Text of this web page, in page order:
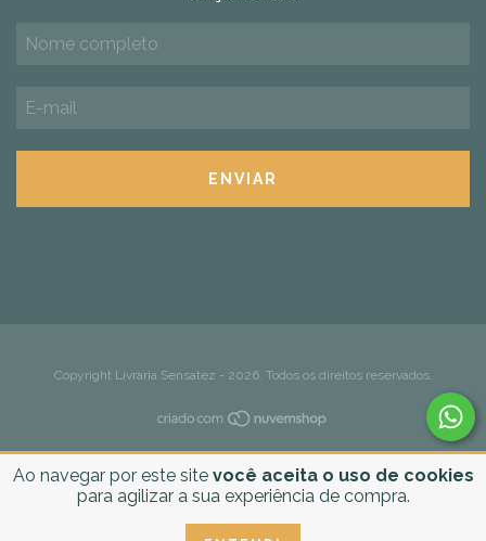
Ao navegar por este site você aceita o uso de cookies
para agilizar a sua experiência de compra.
Copyright Livraria Sensatez - 2026. Todos os direitos reservados.